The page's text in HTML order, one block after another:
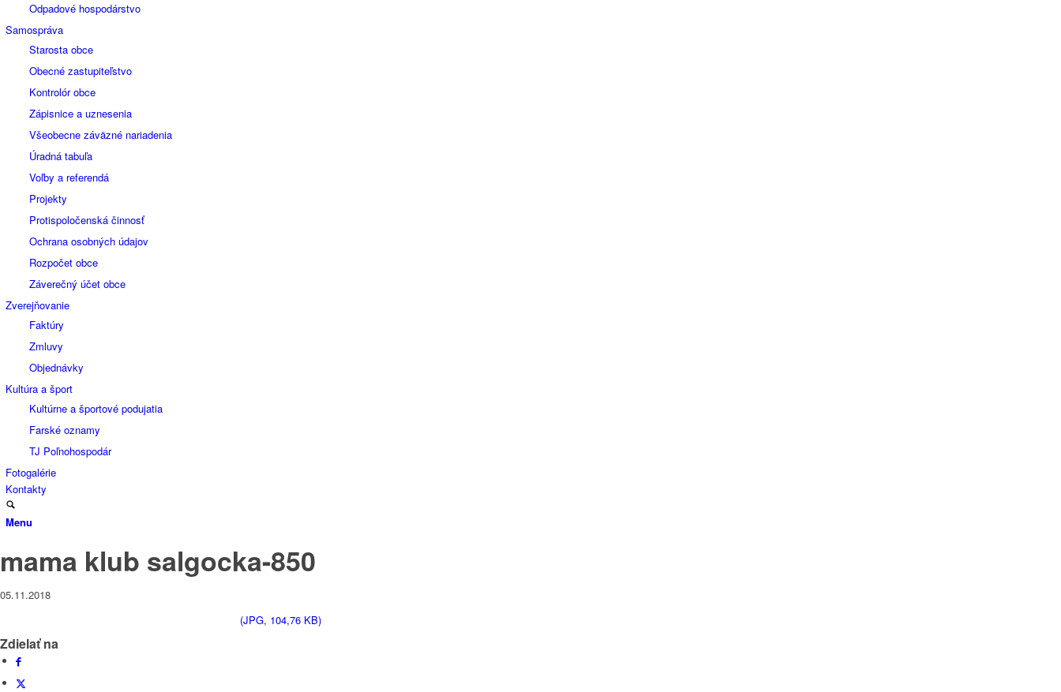
Odpadové hospodárstvo
Samospráva
Starosta obce
Obecné zastupiteľstvo
Kontrolór obce
Zápisnice a uznesenia
Všeobecne záväzné nariadenia
Úradná tabuľa
Voľby a referendá
Projekty
Protispoločenská činnosť
Ochrana osobných údajov
Rozpočet obce
Záverečný účet obce
Zverejňovanie
Faktúry
Zmluvy
Objednávky
Kultúra a šport
Kultúrne a športové podujatia
Farské oznamy
TJ Poľnohospodár
Fotogalérie
Kontakty
Menu
mama klub salgocka-850
05.11.2018
(JPG, 104,76 KB)
Zdielať na